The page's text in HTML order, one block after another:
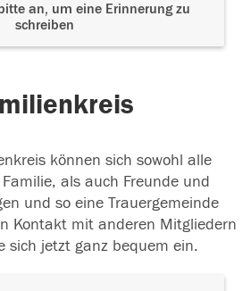
an, um eine Erinnerung zu
schreiben
können sich sowohl alle
als auch Freunde und
und so eine Trauergemeinde
Kontakt mit anderen Mitgliedern
sich jetzt ganz bequem ein.